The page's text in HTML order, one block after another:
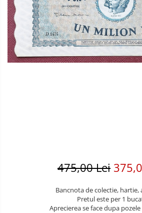
Monede America
Monede Asia
Monede Australia si Oceania
Monede Euro, Eurocenti
Monede Europa
Bancnote Asia
Bancnote Australia si Oceania
Bancnote Europa
Gradate PMG
475,00 Lei
Bancnota de colectie, hartie,
Pretul este per 1
Aprecierea se face dupa